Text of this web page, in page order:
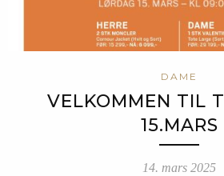
DAME
VELKOMMEN TIL
15.MARS
14. mars 2025